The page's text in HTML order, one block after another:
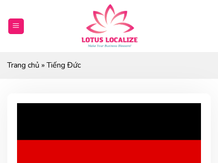
content
Trang chủ »Tiếng Đức